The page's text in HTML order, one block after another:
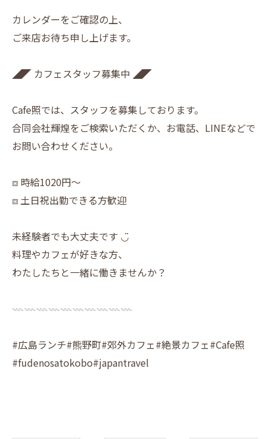
カレンダーをご確認の上、
ご来店お待ち申し上げます。
◢◤ カフェスタッフ募集中 ◢◤
Cafe照では、スタッフを募集しております。
合同会社輝煌をご検索いただくか、お電話、LINEなどで
お問い合わせください。
⧈ 時給1020円〜
⧈ 土日祝出勤できる方歓迎
未経験者でも大丈夫です ◡̈
料理やカフェが好きな方、
わたしたちと一緒に働きませんか？
𓇠𓇠𓇠𓇠𓇠𓇠𓇠𓇠𓇠𓇠
#広島ランチ#熊野町#郊外カフェ#絶景カフェ#Cafe照
#fudenosatokobo#japantravel